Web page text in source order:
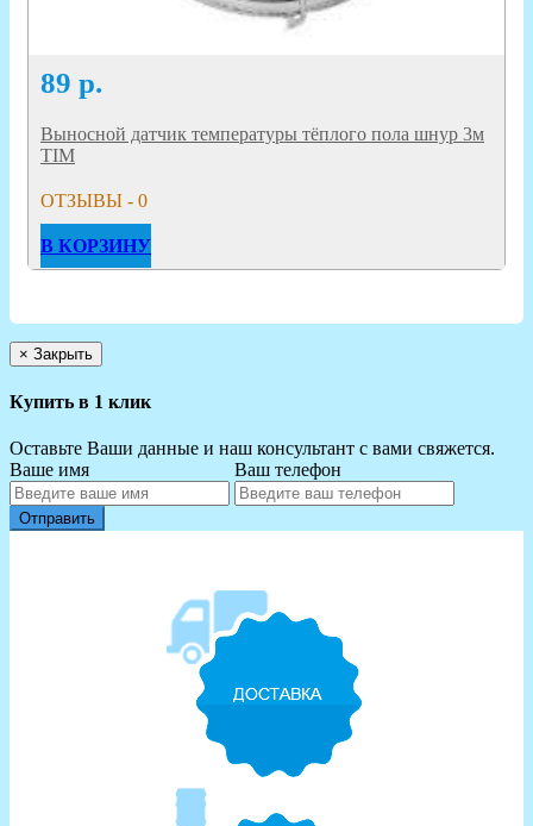
89 р.
Выносной датчик температуры тёплого пола шнур 3м
TIM
ОТЗЫВЫ - 0
В КОРЗИНУ
× Закрыть
Купить в 1 клик
Оставьте Ваши данные и наш консультант с вами свяжется.
Ваше имя
Ваш телефон
Отправить